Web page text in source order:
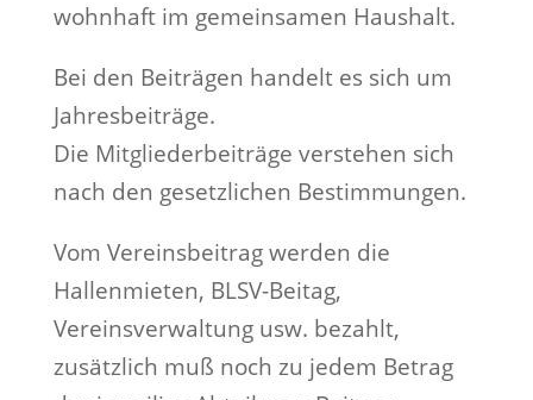
wohnhaft im gemeinsamen Haushalt.
Bei den Beiträgen handelt es sich um
Jahresbeiträge.
Die Mitgliederbeiträge verstehen sich
nach den gesetzlichen Bestimmungen.
Vom Vereinsbeitrag werden die
Hallenmieten, BLSV-Beitag,
Vereinsverwaltung usw. bezahlt,
zusätzlich muß noch zu jedem Betrag